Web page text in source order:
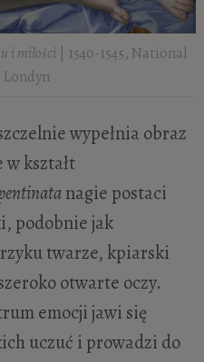
i miłości | 1540-1545, National
Londyn
wypełnia obraz
kształt
nagie postaci
podobnie jak
twarze, kpiarski
otwarte oczy.
emocji jawi się
uczuć i prowadzi do